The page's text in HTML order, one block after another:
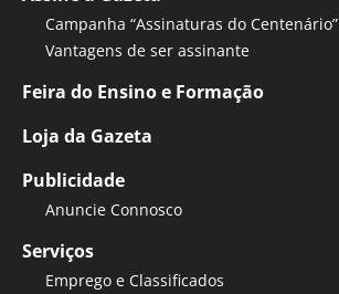
Campanha “Assinaturas do Centenário”
Vantagens de ser assinante
Feira do Ensino e Formação
Loja da Gazeta
Publicidade
Anuncie Connosco
Serviços
Emprego e Classificados